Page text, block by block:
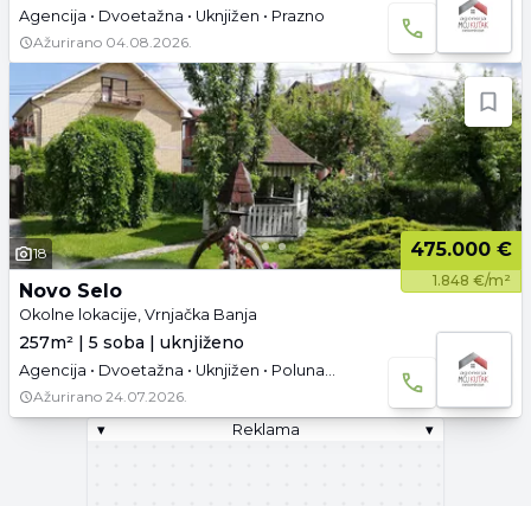
Agencija • Dvoetažna • Uknjižen • Prazno
Ažurirano 04.08.2026.
18 475.000 €
1.848 €/m²
Novo Selo
Okolne lokacije, Vrnjačka Banja
257m² | 5 soba | uknjiženo
Agencija • Dvoetažna • Uknjižen • Polunamešteno • Garaža i parking
Ažurirano 24.07.2026.
▾
Reklama ▾